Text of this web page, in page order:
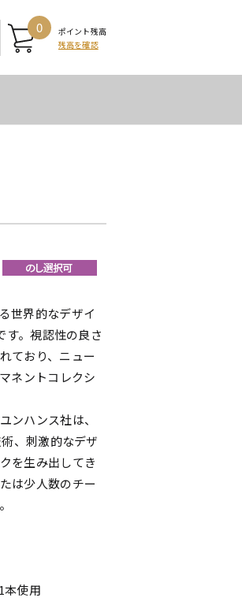
0
ポイント残高
残高を確認
世界的なデザイ
。視認性の良さ
ており、ニュー
ネントコレクシ
ンハンス社は、
、刺激的なデザ
を生み出してき
は少人数のチー
本使用